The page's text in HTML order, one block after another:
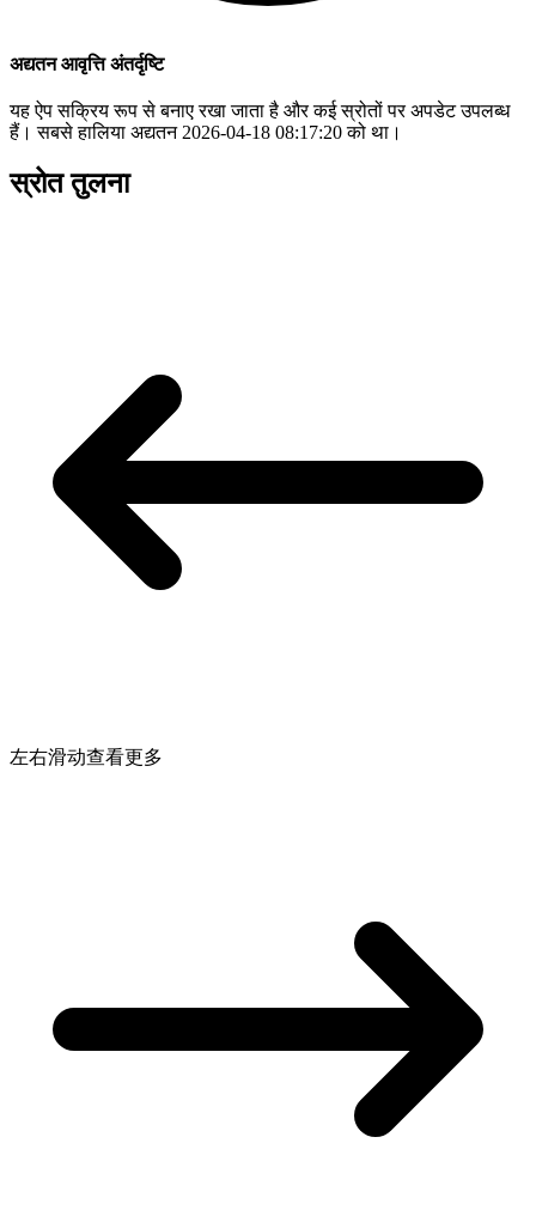
अद्यतन आवृत्ति अंतर्दृष्टि
यह ऐप सक्रिय रूप से बनाए रखा जाता है और कई स्रोतों पर अपडेट उपलब्ध
हैं। सबसे हालिया अद्यतन 2026-04-18 08:17:20 को था।
स्रोत तुलना
左右滑动查看更多